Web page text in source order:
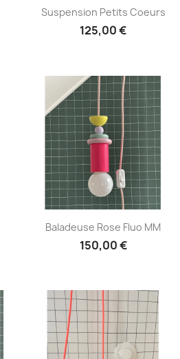
Aperçu rapide
Suspension Petits Coeurs
125,00 €
Aperçu rapide
Baladeuse Rose Fluo MM
150,00 €